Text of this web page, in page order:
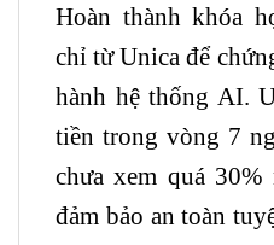
Hoàn thành khóa
chỉ từ Unica để
hành hệ thống AI.
tiền trong vòng 7
chưa xem quá
đảm bảo an toàn